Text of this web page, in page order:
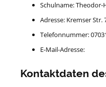
Schulname: Theodor-
Adresse: Kremser Str.
Telefonnummer:
E-Mail-Adresse:
Kontaktdaten